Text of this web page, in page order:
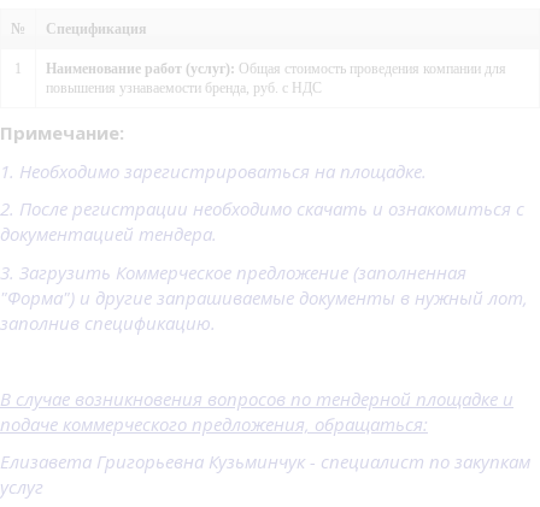
№ Спецификация
Наименование работ (услуг): Общая стоимость проведения компании для
повышения узнаваемости бренда, руб. с НДС
Примечание:
1. Необходимо зарегистрироваться на площадке.
2. После регистрации необходимо скачать и ознакомиться с
документацией тендера.
3. Загрузить Коммерческое предложение (заполненная
"Форма") и другие запрашиваемые документы в нужный лот,
заполнив спецификацию.
В случае возникновения вопросов по тендерной площадке и
подаче коммерческого предложения, обращаться:
Елизавета Григорьевна Кузьминчук - специалист по закупкам
услуг